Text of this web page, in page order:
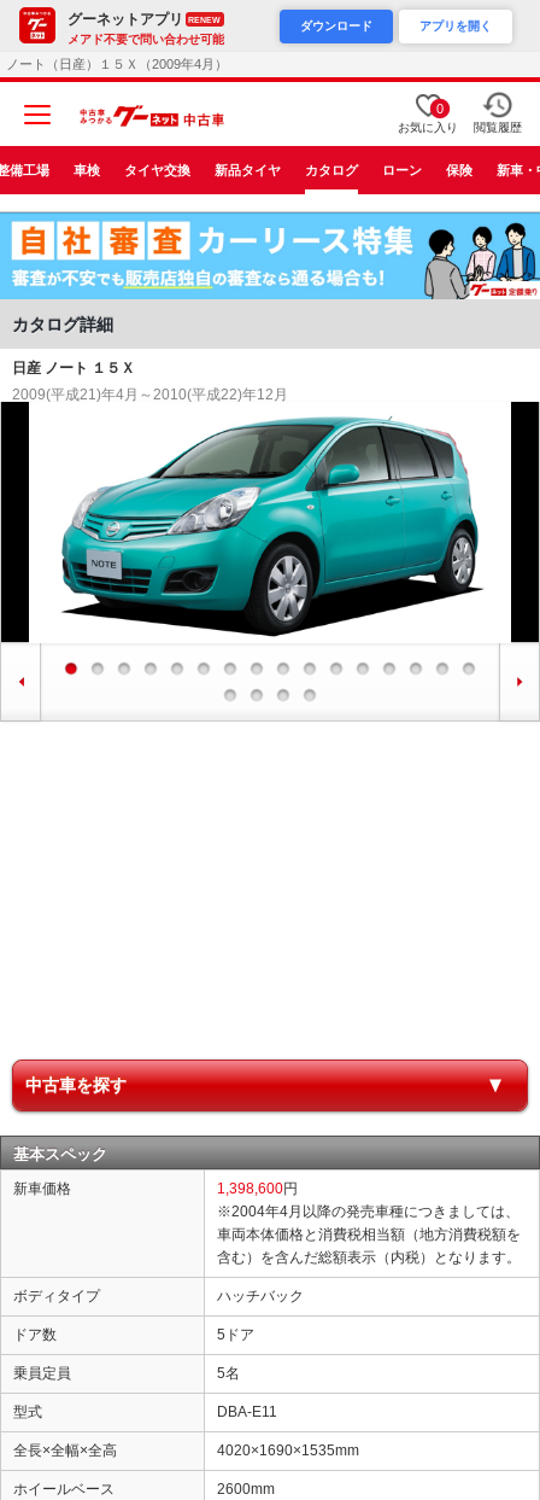
グーネットアプリ RENEW
メアド不要で問い合わせ可能
ダウンロード アプリを開く
ノート（日産）１５Ｘ（2009年4月）
0
お気に入り 閲覧履歴
備工場 車検 タイヤ交換 新品タイヤ カタログ ローン 保険 新車・
カタログ詳細
日産 ノート １５Ｘ
2009(平成21)年4月～2010(平成22)年12月
中古車を探す
基本スペック
新車価格 1,398,600円
※2004年4月以降の発売車種につきましては、
車両本体価格と消費税相当額（地方消費税額を
含む）を含んだ総額表示（内税）となります。
ボディタイプ ハッチバック
ドア数 5ドア
乗員定員 5名
型式 DBA-E11
全長×全幅×全高 4020×1690×1535mm
ホイールベース 2600mm